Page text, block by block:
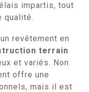
impartis, tout
qualité.
revêtement en
terrain
et variés. Non
offre une
mais il est